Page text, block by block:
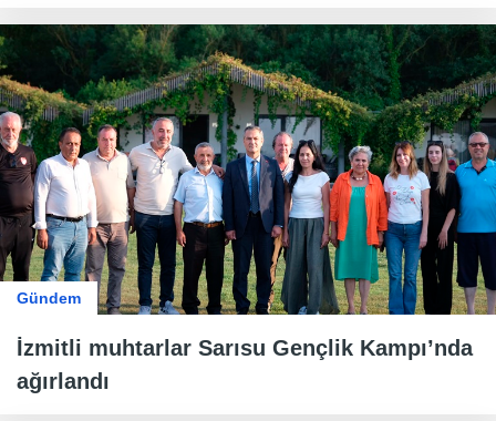
Gündem
İzmitli muhtarlar Sarısu Gençlik Kampı’nda
ağırlandı